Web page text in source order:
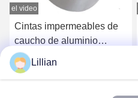
el video
Cintas impermeables de
caucho de aluminio
Cintas reforzadas de
papel de aluminio
Obtenga el mejor precio
Lillian